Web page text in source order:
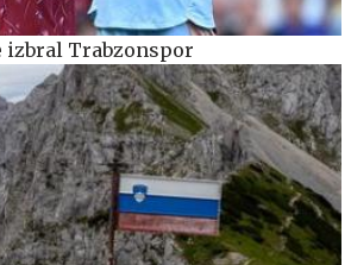
izbral Trabzonspor